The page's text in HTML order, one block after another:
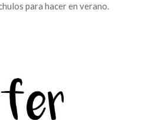
para hacer en verano.